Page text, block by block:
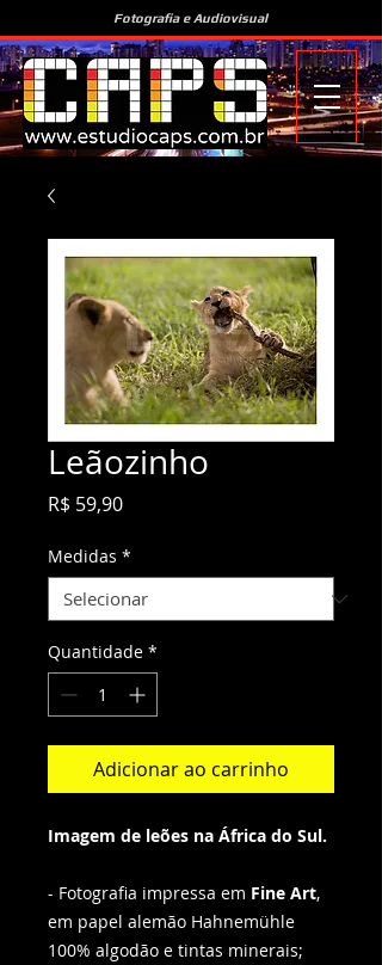
Fotografia e Audiovisual
Leãozinho
R$ 59,90Preço
Medidas *
Quantidade *
Adicionar ao carrinho
Imagem de leões na África do Sul.
- Fotografia impressa em Fine Art,
em papel alemão Hahnemühle
100% algodão e tintas minerais;